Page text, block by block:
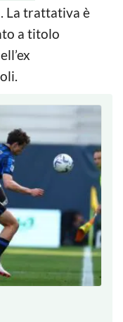
La trattativa è
a titolo